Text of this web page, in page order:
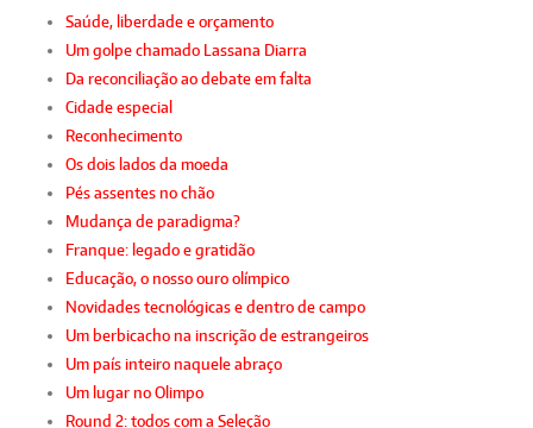
Saúde, liberdade e orçamento
Um golpe chamado Lassana Diarra
Da reconciliação ao debate em falta
Cidade especial
Reconhecimento
Os dois lados da moeda
Pés assentes no chão
Mudança de paradigma?
Franque: legado e gratidão
Educação, o nosso ouro olímpico
Novidades tecnológicas e dentro de campo
Um berbicacho na inscrição de estrangeiros
Um país inteiro naquele abraço
Um lugar no Olimpo
Round 2: todos com a Seleção